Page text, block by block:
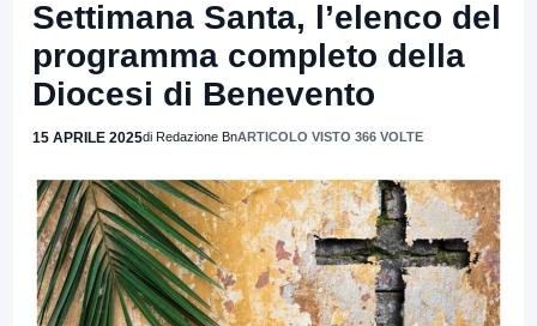
Settimana Santa, l’elenco del
programma completo della
Diocesi di Benevento
15 APRILE 2025di Redazione BnARTICOLO VISTO 366 VOLTE